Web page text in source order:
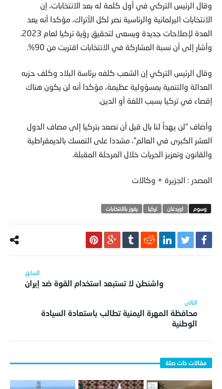
وقال الرئيس التركي في أول كلمة له بعد الانتخابات، إن
الانتخابات البرلمانية والرئاسية نصر لكل الأتراك، مؤكدا أنه يعد
العدة لإصلاحات جديدة ويسعى لتحقيق رؤية تركيا لعام 2023.
وأشار إلى أن نسبة المشاركة في الانتخابات اقتربت من 90%.
وقال الرئيس التركي إن الشعب كلفه برئاسة البلاد وكلف حزبه
العدالة والتنمية بمسؤولية عظيمة، مؤكدا أنه لن يكون هناك
إقصاء في تركيا بسبب اللغة أو الدين.
وأضاف “لن يهدأ لنا بال قبل أن نصعد بتركيا إلى مصاف الدول
العشر الكبرى في العالم”، مشددا على التمسك بالديمقراطية
والقانون وتعزيز الحريات خلال المرحلة المقبلة.
المصدر : الجزيرة + وكالات
اوردغان تركيا يفوز بالانتخابات
واشنطن لا تستبعد استخدام القوة ضد إيران
محافظة المهرة اليمنية تطالب باستعادة السيادة
الوطنية